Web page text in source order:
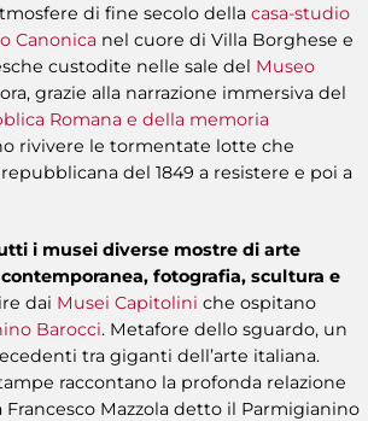
di fine secolo della casa-studio
Canonica nel cuore di Villa Borghese e
custodite nelle sale del Museo
grazie alla narrazione immersiva del
Romana e della memoria
rivivere le tormentate lotte che
del 1849 a resistere e poi a
i musei diverse mostre di arte
fotografia, scultura e
dai Musei Capitolini che ospitano
Barocci. Metafore dello sguardo, un
tra giganti dell’arte italiana.
raccontano la profonda relazione
Francesco Mazzola detto il Parmigianino